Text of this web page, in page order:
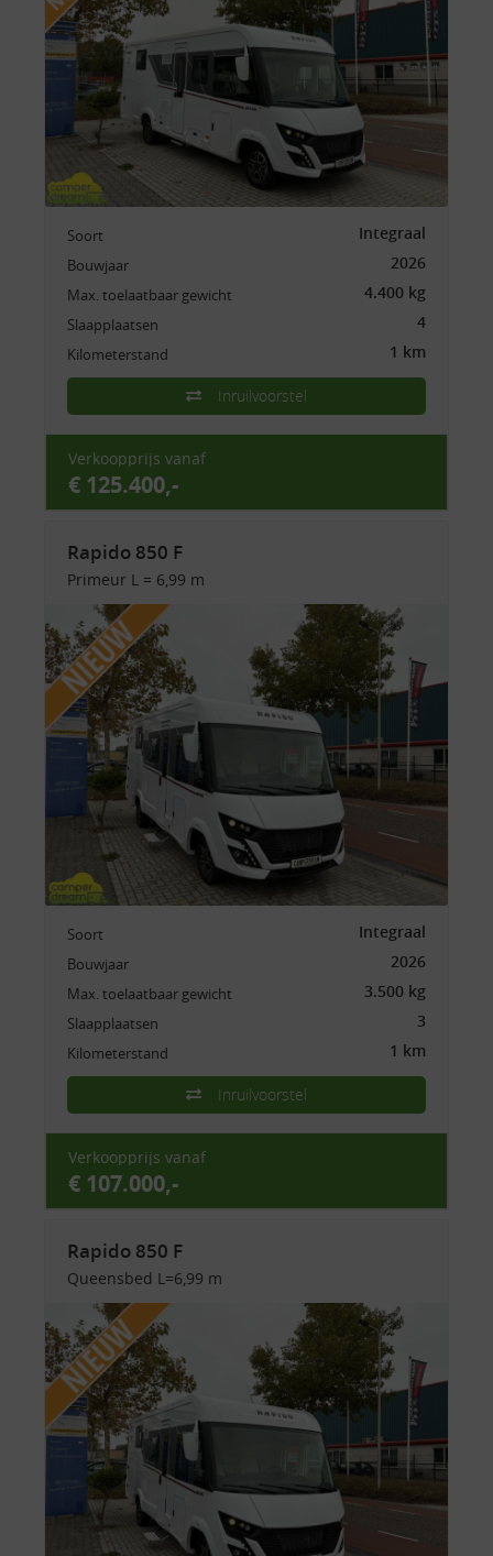
Soort Integraal
Bouwjaar 2026
Max. toelaatbaar gewicht 4.400 kg
Slaapplaatsen 4
Kilometerstand 1 km
Inruilvoorstel
Verkoopprijs vanaf
€ 125.400,-
Rapido 850 F
Primeur L = 6,99 m
Soort Integraal
Bouwjaar 2026
Max. toelaatbaar gewicht 3.500 kg
Slaapplaatsen 3
Kilometerstand 1 km
Inruilvoorstel
Verkoopprijs vanaf
€ 107.000,-
Rapido 850 F
Queensbed L=6,99 m